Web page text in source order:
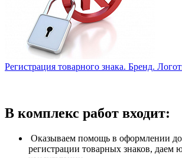
Регистрация товарного знака. Бренд.
В комплекс работ входит:
Оказываем помощь в оформлении
регистрации товарных знаков, даем